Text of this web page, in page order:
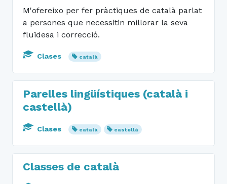
M'ofereixo per fer pràctiques de català parlat
a persones que necessitin millorar la seva
fluïdesa i correcció.
Clases català
Parelles lingüístiques (català i
castellà)
Clases català castellà
Classes de català